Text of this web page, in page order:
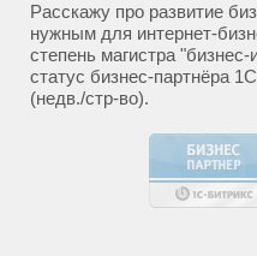
Расскажу про развитие
нужным для интернет-
степень магистра
статус бизнес-партнёра
(недв./стр-во).